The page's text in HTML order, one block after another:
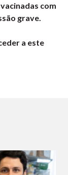
com
grave.
a este